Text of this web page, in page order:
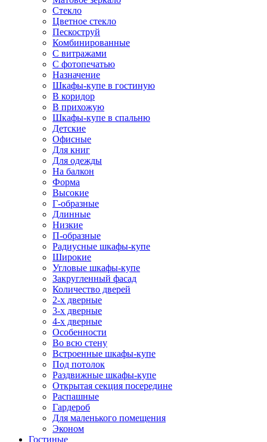
Стекло
Цветное стекло
Пескоструй
Комбинированные
С витражами
С фотопечатью
Назначение
Шкафы-купе в гостиную
В коридор
В прихожую
Шкафы-купе в спальню
Детские
Офисные
Для книг
Для одежды
На балкон
Форма
Высокие
Г-образные
Длинные
Низкие
П-образные
Радиусные шкафы-купе
Широкие
Угловые шкафы-купе
Закругленный фасад
Количество дверей
2-х дверные
3-х дверные
4-х дверные
Особенности
Во всю стену
Встроенные шкафы-купе
Под потолок
Раздвижные шкафы-купе
Открытая секция посередине
Распашные
Гардероб
Для маленького помещения
Эконом
Гостиные